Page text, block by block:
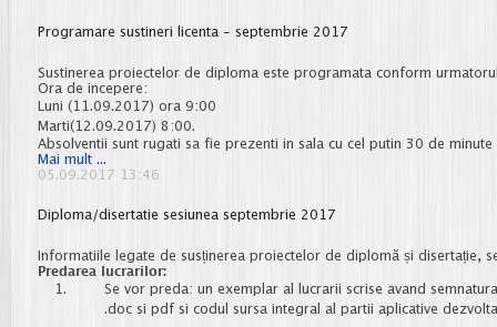
2017
Programare sustineri licenta - septembrie 2017
Sustinerea proiectelor de diploma este programata conform
Ora de incepere:
Luni (11.09.2017) ora 9:00
Marti(12.09.2017) 8:00.
Absolventii sunt rugati sa fie prezenti in sala cu cel putin 30 de
Mai mult ...
sustineri
septembrie
05.09.2017 13:46
Diploma/disertatie sesiunea septembrie 2017
Informatiile legate de susținerea proiectelor de diplomă și disertație,
Predarea lucrarilor:
Se vor preda: un exemplar al lucrarii scrise avand
.doc si pdf si codul sursa integral al partii aplicative